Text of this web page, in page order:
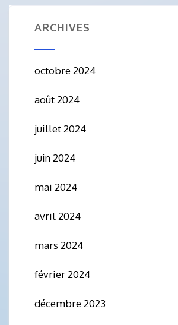
ARCHIVES
octobre 2024
août 2024
juillet 2024
juin 2024
mai 2024
avril 2024
mars 2024
février 2024
décembre 2023